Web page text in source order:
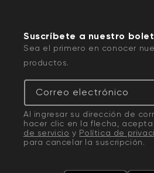
Suscríbete a nuestro
Sea el primero en conocer
productos.
Correo electrónico
Al ingresar su dirección de
hacer clic en la flecha, acepta
de servicio y Política de
para cancelar la suscripción.